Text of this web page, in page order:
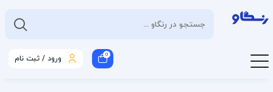
0 ورود / ثبت نام